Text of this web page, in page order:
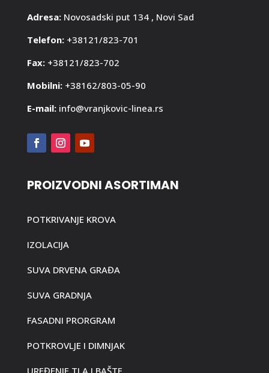
Adresa: Novosadski put 134 , Novi Sad
Telefon: +38121/823-701
Fax: +38121/823-702
Mobilni: +38162/803-05-90
E-mail: info@vranjkovic-linea.rs
PROIZVODNI ASORTIMAN
POTKRIVANJE KROVA
IZOLACIJA
SUVA DRVENA GRAĐA
SUVA GRADNJA
FASADNI PRORGRAM
POTKROVLJE I DIMNJAK
UREĐENJE TLA I BAŠTE